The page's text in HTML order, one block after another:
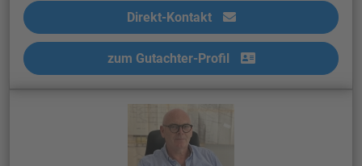
Direkt-Kontakt
zum Gutachter-Profil